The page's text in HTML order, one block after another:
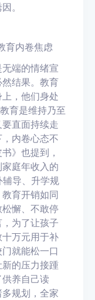
。
育内卷焦虑
端的情绪宣
结果。教育
，他们身处
育是维持乃至
直面持续走
内卷心态不
》也提到，
庭年收入的
辅导、升学规
育开销如同
懈、不敢停
为了让孩子
万元用于补
就能松一口
的压力接踵
养自己读
规划，全家